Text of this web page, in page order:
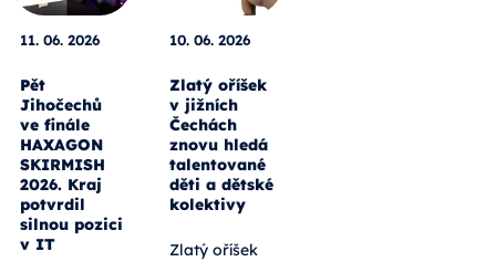
11. 06. 2026
Pět
Jihočechů
ve finále
HAXAGON
SKIRMISH
2026. Kraj
potvrdil
silnou pozici
v IT
10. 06. 2026
Zlatý oříšek
v jižních
Čechách
znovu hledá
talentované
děti a dětské
kolektivy
Zlatý oříšek